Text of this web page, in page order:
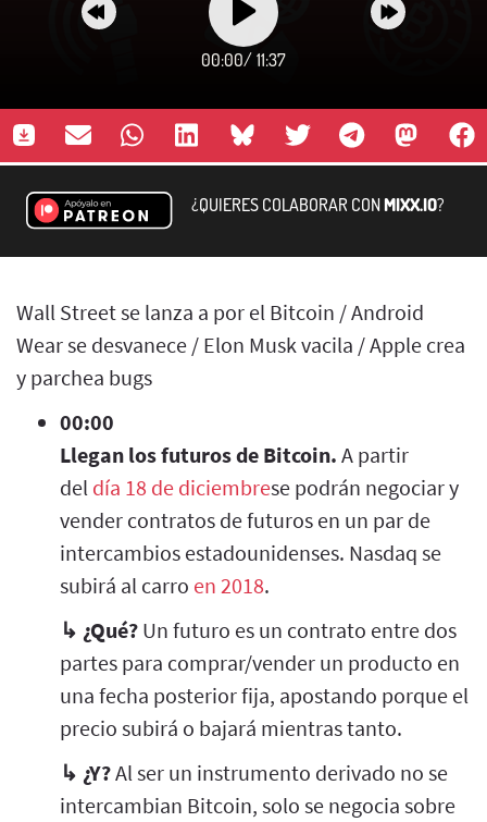
00:00/ 11:37
¿QUIERES COLABORAR CONMIXX.IO?
Wall Street se lanza a por el Bitcoin / Android
Wear se desvanece / Elon Musk vacila / Apple crea
y parchea bugs
00:00
Llegan los futuros de Bitcoin. A partir
del día 18 de diciembrese podrán negociar y
vender contratos de futuros en un par de
intercambios estadounidenses. Nasdaq se
subirá al carro en 2018.
↳ ¿Qué? Un futuro es un contrato entre dos
partes para comprar/vender un producto en
una fecha posterior fija, apostando porque el
precio subirá o bajará mientras tanto.
↳ ¿Y?Al ser un instrumento derivado no se
intercambian Bitcoin, solo se negocia sobre